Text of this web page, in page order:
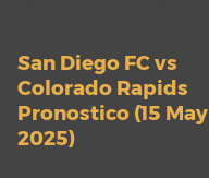
San Diego FC vs
Colorado Rapids
Pronostico (15 May
2025)